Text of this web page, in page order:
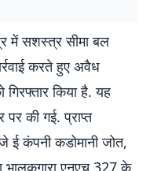
में सशस्त्र सीमा बल
करते हुए अवैध
किया है. यह
पर की गई. प्राप्त
ई कंपनी कडोमानी जोत,
भालुकगारा एनएच 327 के